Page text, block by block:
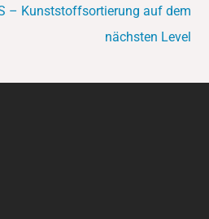
– Kunststoffsortierung auf dem
nächsten Level